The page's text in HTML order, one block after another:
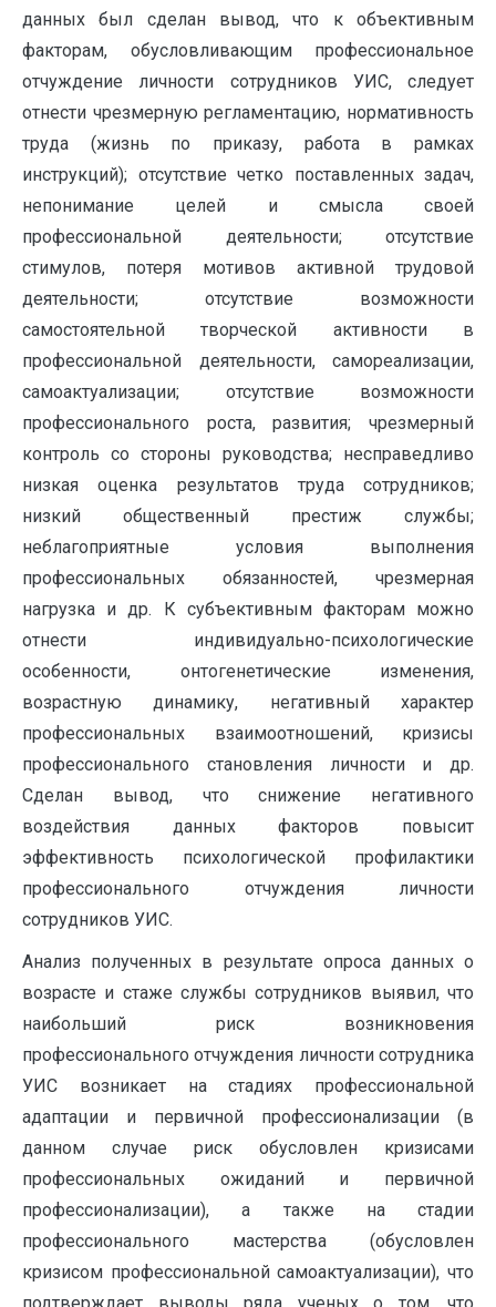
данных был сделан вывод, что к объективным
факторам, обусловливающим профессиональное
отчуждение личности сотрудников УИС, следует
отнести чрезмерную регламентацию, нормативность
труда (жизнь по приказу, работа в рамках
инструкций); отсутствие четко поставленных задач,
непонимание целей и смысла своей
профессиональной деятельности; отсутствие
стимулов, потеря мотивов активной трудовой
деятельности; отсутствие возможности
самостоятельной творческой активности в
профессиональной деятельности, самореализации,
самоактуализации; отсутствие возможности
профессионального роста, развития; чрезмерный
контроль со стороны руководства; несправедливо
низкая оценка результатов труда сотрудников;
низкий общественный престиж службы;
неблагоприятные условия выполнения
профессиональных обязанностей, чрезмерная
нагрузка и др. К субъективным факторам можно
отнести индивидуально-психологические
особенности, онтогенетические изменения,
возрастную динамику, негативный характер
профессиональных взаимоотношений, кризисы
профессионального становления личности и др.
Сделан вывод, что снижение негативного
воздействия данных факторов повысит
эффективность психологической профилактики
профессионального отчуждения личности
сотрудников УИС.
Анализ полученных в результате опроса данных о
возрасте и стаже службы сотрудников выявил, что
наибольший риск возникновения
профессионального отчуждения личности сотрудника
УИС возникает на стадиях профессиональной
адаптации и первичной профессионализации (в
данном случае риск обусловлен кризисами
профессиональных ожиданий и первичной
профессионализации), а также на стадии
профессионального мастерства (обусловлен
кризисом профессиональной самоактуализации), что